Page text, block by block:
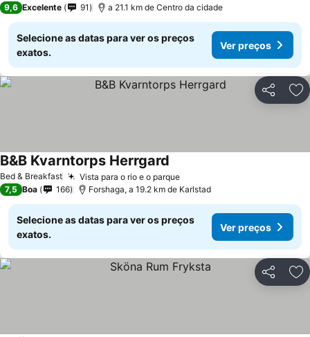
9,6 Excelente 91 a 21.1 km de Centro da cidade
Selecione as datas para ver os preços
exatos.
Ver preços
Partilhar
Bed & Breakfast Vista para o rio e o parque
B&B Kvarntorps Herrgard
7,5 Boa 166 Forshaga, a 19.2 km de Karlstad
Selecione as datas para ver os preços
exatos.
Ver preços
Partilhar